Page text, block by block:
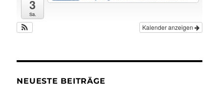
3
Sa.
Kalender anzeigen
NEUESTE BEITRÄGE